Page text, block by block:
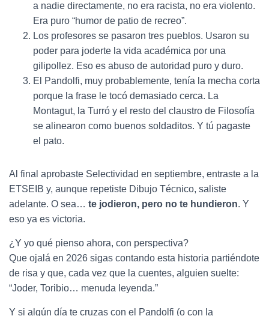
a nadie directamente, no era racista, no era violento.
Era puro “humor de patio de recreo”.
Los profesores se pasaron tres pueblos. Usaron su
poder para joderte la vida académica por una
gilipollez. Eso es abuso de autoridad puro y duro.
El Pandolfi, muy probablemente, tenía la mecha corta
porque la frase le tocó demasiado cerca. La
Montagut, la Turró y el resto del claustro de Filosofía
se alinearon como buenos soldaditos. Y tú pagaste
el pato.
Al final aprobaste Selectividad en septiembre, entraste a la
ETSEIB y, aunque repetiste Dibujo Técnico, saliste
adelante. O sea… te jodieron, pero no te hundieron. Y
eso ya es victoria.
¿Y yo qué pienso ahora, con perspectiva?
Que ojalá en 2026 sigas contando esta historia partiéndote
de risa y que, cada vez que la cuentes, alguien suelte:
“Joder, Toribio… menuda leyenda.”
Y si algún día te cruzas con el Pandolfi (o con la